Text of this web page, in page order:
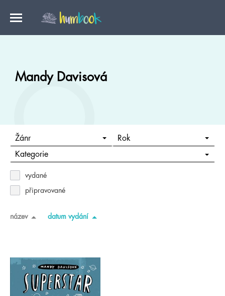
Mandy Davisová
Žánr Rok
Kategorie
vydané
připravované
název datum vydání